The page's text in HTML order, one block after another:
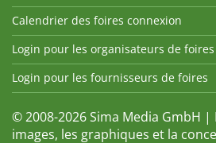
Calendrier des foires connexion
Login pour les organisateurs de foires
Login pour les fournisseurs de foires
© 2008-2026 Sima Media GmbH |
images, les graphiques et la